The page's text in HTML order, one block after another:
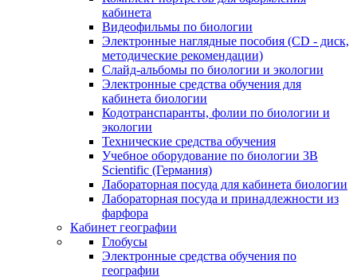
кабинета
Видеофильмы по биологии
Электронные наглядные пособия (CD - диск,
методические рекомендации)
Слайд-альбомы по биологии и экологии
Электронные средства обучения для
кабинета биологии
Кодотранспаранты, фолии по биологии и
экологии
Технические средства обучения
Учебное оборудование по биологии 3B
Scientific (Германия)
Лабораторная посуда для кабинета биологии
Лабораторная посуда и принадлежности из
фарфора
Кабинет географии
Глобусы
Электронные средства обучения по
географии